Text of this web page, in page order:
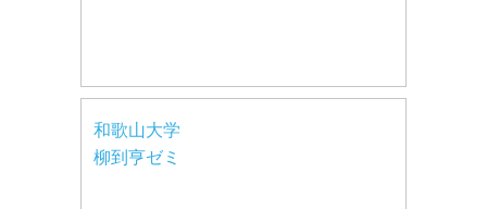
和歌山大学
柳到亨ゼミ